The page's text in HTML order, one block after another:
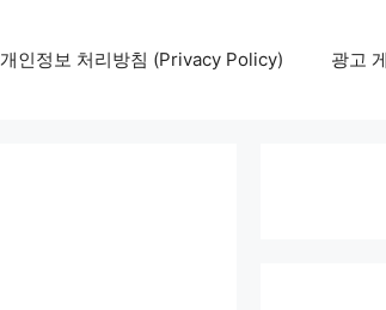
개인정보 처리방침 (Privacy Policy) 광고